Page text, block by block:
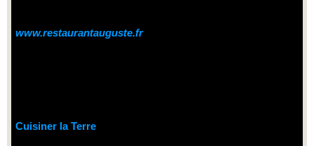
www.restaurantauguste.fr
Cuisiner la Terre